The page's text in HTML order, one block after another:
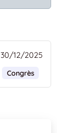
30/12/2025
Congrès